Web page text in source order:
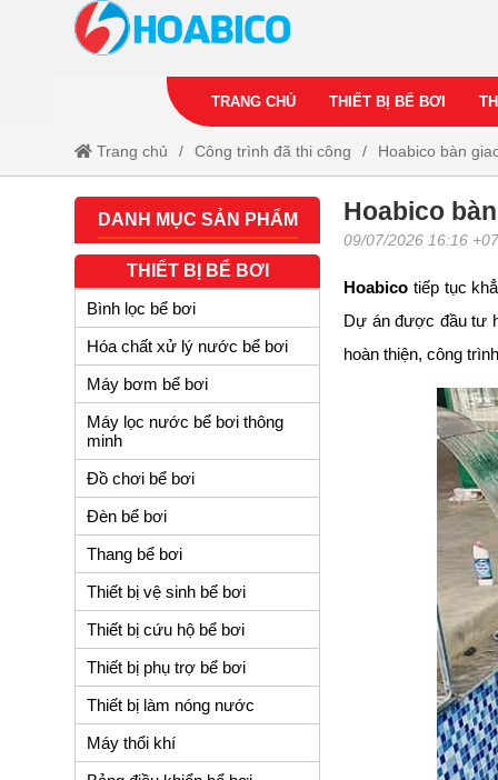
TRANG CHỦ THIẾT BỊ BỂ BƠI
Trang chủ Công trình đã thi công Hoabico bàn
Hoabico
09/07/2026 16:16 +07
Hoabico tiếp tục
Dự án được đầu tư
hoàn thiện, công
DANH MỤC SẢN PHẨM
THIẾT BỊ BỂ BƠI
Bình lọc bể bơi
Hóa chất xử lý nước bể bơi
Máy bơm bể bơi
Máy lọc nước bể bơi thông
minh
Đồ chơi bể bơi
Đèn bể bơi
Thang bể bơi
Thiết bị vệ sinh bể bơi
Thiết bị cứu hộ bể bơi
Thiết bị phụ trợ bể bơi
Thiết bị làm nóng nước
Máy thổi khí